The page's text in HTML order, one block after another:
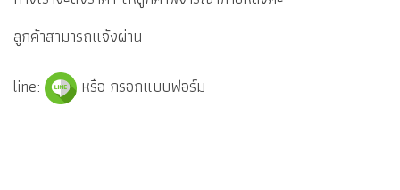
ลูกค้าสามารถแจ้งผ่าน
line:
หรือ กรอกแบบฟอร์ม